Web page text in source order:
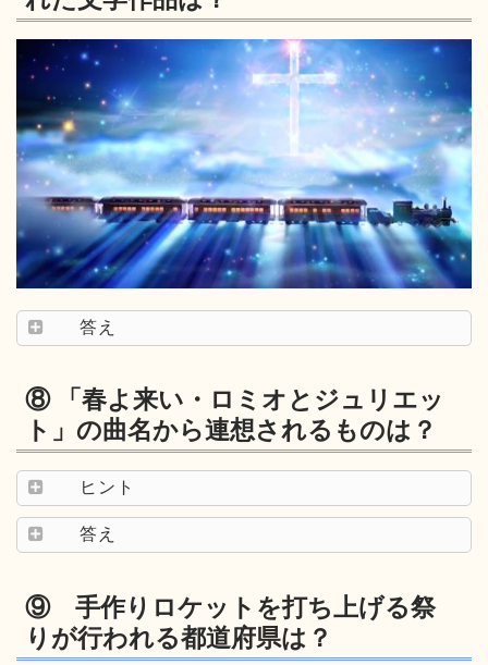
答え
⑧ 「春よ来い・ロミオとジュリエッ
ト」の曲名から連想されるものは？
ヒント
答え
⑨ 手作りロケットを打ち上げる祭
りが行われる都道府県は？